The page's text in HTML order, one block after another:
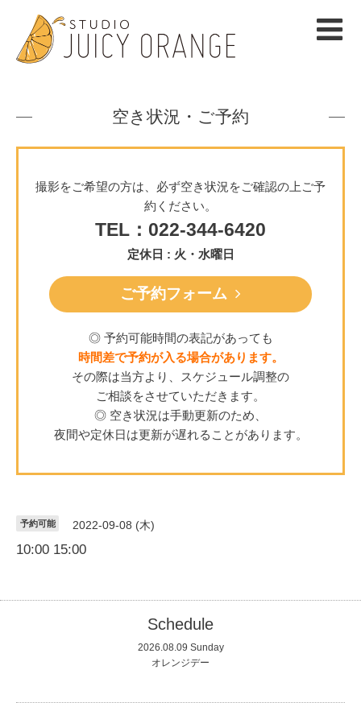
空き状況・ご予約
撮影をご希望の方は、必ず空き状況をご確認の上ご予
約ください。
TEL：022-344-6420
定休日 : 火・水曜日
ご予約フォーム
◎ 予約可能時間の表記があっても
時間差で予約が入る場合があります。
その際は当方より、スケジュール調整の
ご相談をさせていただきます。
◎ 空き状況は手動更新のため、
夜間や定休日は更新が遅れることがあります。
予約可能 2022-09-08 (木)
10:00 15:00
Schedule
2026.08.09 Sunday
オレンジデー